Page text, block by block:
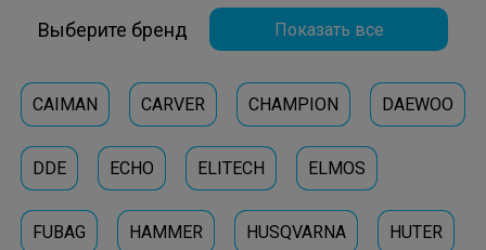
Выберите бренд Показать все
CAIMAN CARVER CHAMPION DAEWOO
DDE ECHO ELITECH ELMOS
FUBAG HAMMER HUSQVARNA HUTER